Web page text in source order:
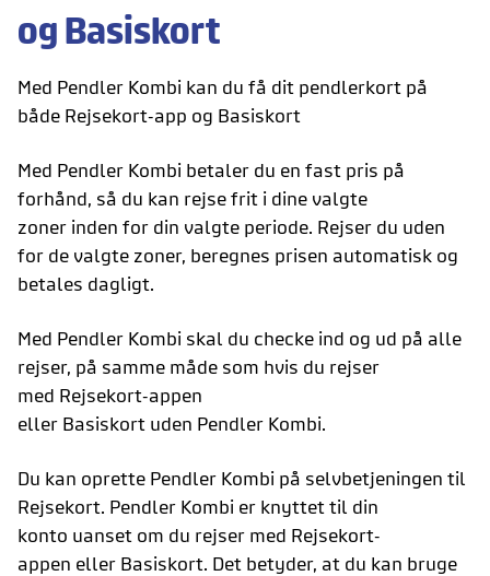
og Basiskort
Med Pendler Kombi kan du få dit pendlerkort på
både Rejsekort-app og Basiskort
Med Pendler Kombi betaler du en fast pris på
forhånd, så du kan rejse frit i dine valgte
zoner inden for din valgte periode. Rejser du uden
for de valgte zoner, beregnes prisen automatisk og
betales dagligt.
Med Pendler Kombi skal du checke ind og ud på alle
rejser, på samme måde som hvis du rejser
med Rejsekort-appen
eller Basiskort uden Pendler Kombi.
Du kan oprette Pendler Kombi på selvbetjeningen til
Rejsekort. Pendler Kombi er knyttet til din
konto uanset om du rejser med Rejsekort-
appen eller Basiskort. Det betyder, at du kan bruge